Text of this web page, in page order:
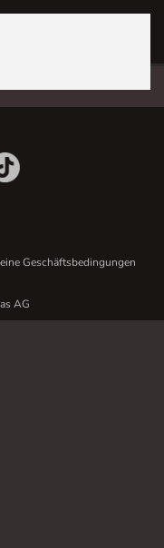
Geschäftsbedingungen
AG